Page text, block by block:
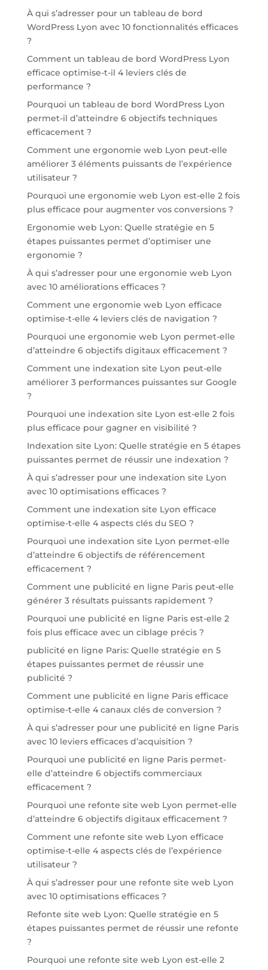
À qui s’adresser pour un tableau de bord
WordPress Lyon avec 10 fonctionnalités efficaces
?
Comment un tableau de bord WordPress Lyon
efficace optimise-t-il 4 leviers clés de
performance ?
Pourquoi un tableau de bord WordPress Lyon
permet-il d’atteindre 6 objectifs techniques
efficacement ?
Comment une ergonomie web Lyon peut-elle
améliorer 3 éléments puissants de l’expérience
utilisateur ?
Pourquoi une ergonomie web Lyon est-elle 2 fois
plus efficace pour augmenter vos conversions ?
Ergonomie web Lyon: Quelle stratégie en 5
étapes puissantes permet d’optimiser une
ergonomie ?
À qui s’adresser pour une ergonomie web Lyon
avec 10 améliorations efficaces ?
Comment une ergonomie web Lyon efficace
optimise-t-elle 4 leviers clés de navigation ?
Pourquoi une ergonomie web Lyon permet-elle
d’atteindre 6 objectifs digitaux efficacement ?
Comment une indexation site Lyon peut-elle
améliorer 3 performances puissantes sur Google
?
Pourquoi une indexation site Lyon est-elle 2 fois
plus efficace pour gagner en visibilité ?
Indexation site Lyon: Quelle stratégie en 5 étapes
puissantes permet de réussir une indexation ?
À qui s’adresser pour une indexation site Lyon
avec 10 optimisations efficaces ?
Comment une indexation site Lyon efficace
optimise-t-elle 4 aspects clés du SEO ?
Pourquoi une indexation site Lyon permet-elle
d’atteindre 6 objectifs de référencement
efficacement ?
Comment une publicité en ligne Paris peut-elle
générer 3 résultats puissants rapidement ?
Pourquoi une publicité en ligne Paris est-elle 2
fois plus efficace avec un ciblage précis ?
publicité en ligne Paris: Quelle stratégie en 5
étapes puissantes permet de réussir une
publicité ?
Comment une publicité en ligne Paris efficace
optimise-t-elle 4 canaux clés de conversion ?
À qui s’adresser pour une publicité en ligne Paris
avec 10 leviers efficaces d’acquisition ?
Pourquoi une publicité en ligne Paris permet-
elle d’atteindre 6 objectifs commerciaux
efficacement ?
Pourquoi une refonte site web Lyon permet-elle
d’atteindre 6 objectifs digitaux efficacement ?
Comment une refonte site web Lyon efficace
optimise-t-elle 4 aspects clés de l’expérience
utilisateur ?
À qui s’adresser pour une refonte site web Lyon
avec 10 optimisations efficaces ?
Refonte site web Lyon: Quelle stratégie en 5
étapes puissantes permet de réussir une refonte
?
Pourquoi une refonte site web Lyon est-elle 2